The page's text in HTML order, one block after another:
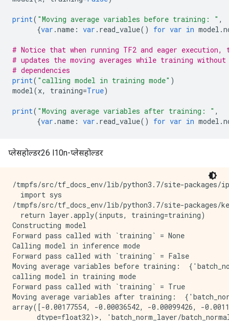
print( "Moving average variables before training: " ,
{var .name : var . read_value() for var in model .
# Notice that when running TF2 and eager
# updates the moving averages while training
# dependencies
print( "calling model in training mode" )
model(x, training=True)
print( "Moving average variables after training: " ,
{var .name : var . read_value() for var in model .
प्लेसहोल्डर26 l10n-प्लेसहोल्डर
/tmpfs/src/tf_docs_env/lib/python3.7/site-packages/
  import sys
/tmpfs/src/tf_docs_env/lib/python3.7/site-
  return layer.apply(inputs, training=training)
Constructing model
Forward pass called with `training` = None
Calling model in inference mode
Forward pass called with `training` = False
Moving average variables before training:
calling model in training mode
Forward pass called with `training` = True
Moving average variables after training:
array([-0.00177554, -0.00036542, -0.00099426, -
dtype=float32)>, 'batch_norm_layer/